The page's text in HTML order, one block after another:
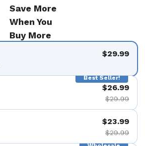
Save More
When You
Buy More
$29.99
Best Seller!
$26.99
$29.99
$23.99
$29.99